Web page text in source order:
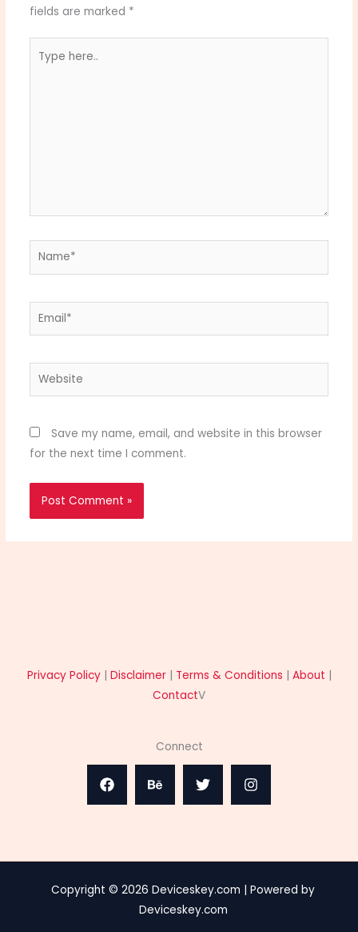
fields are marked *
here..
Name*
Email*
Website
Save my name, email, and website in this browser
for the next time I comment.
Privacy Policy| Disclaimer| Terms & Conditions About
ContactV
Connect
Copyright © 2026 Deviceskey.com | Powered by
Deviceskey.com